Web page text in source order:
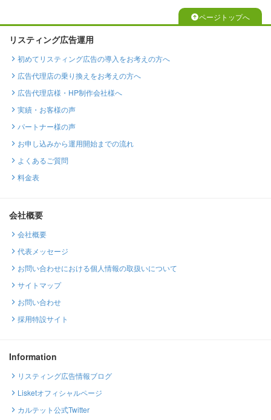
ページトップへ
リスティング広告運用
初めてリスティング広告の導入をお考えの方へ
広告代理店の乗り換えをお考えの方へ
広告代理店様・HP制作会社様へ
実績・お客様の声
パートナー様の声
お申し込みから運用開始までの流れ
よくあるご質問
料金表
会社概要
会社概要
代表メッセージ
お問い合わせにおける個人情報の取扱いについて
サイトマップ
お問い合わせ
採用特設サイト
Information
リスティング広告情報ブログ
Lisketオフィシャルページ
カルテット公式Twitter